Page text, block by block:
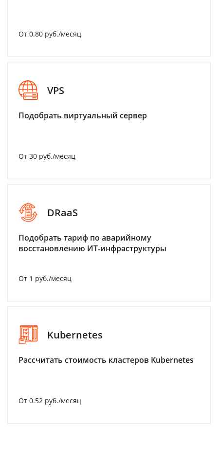
От 0.80 руб./месяц
VPS
Подобрать виртуальный сервер
От 30 руб./месяц
DRaaS
Подобрать тариф по аварийному
восстановлению ИТ-инфраструктуры
От 1 руб./месяц
Kubernetes
Рассчитать стоимость кластеров Kubernetes
От 0.52 руб./месяц